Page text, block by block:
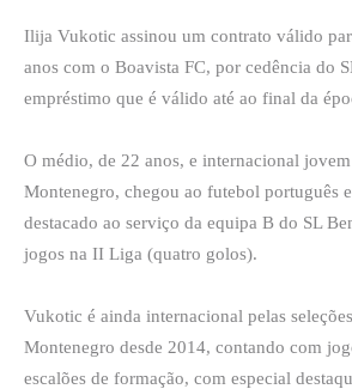
Ilija Vukotic assinou um contrato válido
anos com o Boavista FC, por cedência do
empréstimo que é válido até ao final da
O médio, de 22 anos, e internacional jovem
Montenegro, chegou ao futebol português
destacado ao serviço da equipa B do SL
jogos na II Liga (quatro golos).
Vukotic é ainda internacional pelas
Montenegro desde 2014, contando com
escalões de formação, com especial